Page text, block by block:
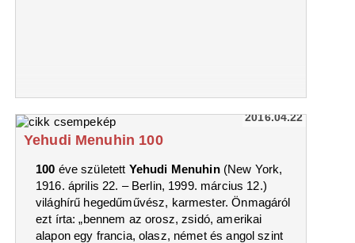
2016.04.22
Yehudi Menuhin 100
100 éve született Yehudi Menuhin(New York,
1916. április 22. – Berlin, 1999. március 12.)
világhírű hegedűművész, karmester. Önmagáról
ezt írta: „bennem az orosz, zsidó, amerikai
alapon egy francia, olasz, német és angol szint